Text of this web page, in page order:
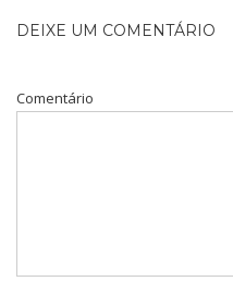
DEIXE UM COMENTÁRIO
Comentário